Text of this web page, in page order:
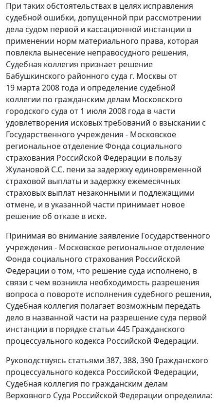
При таких обстоятельствах в целях исправления
судебной ошибки, допущенной при рассмотрении
дела судом первой и кассационной инстанции в
применении норм материального права, которая
повлекла вынесение неправосудного решения,
Судебная коллегия признает решение
Бабушкинского районного суда г. Москвы от
19 марта 2008 года и определение судебной
коллегии по гражданским делам Московского
городского суда от 1 июля 2008 года в части
удовлетворения исковых требований о взыскании с
Государственного учреждения - Московское
региональное отделение Фонда социального
страхования Российской Федерации в пользу
Жулановой С.С. пени за задержку единовременной
страховой выплаты и задержку ежемесячных
страховых выплат незаконными и подлежащими
отмене, и в указанной части принимает новое
решение об отказе в иске.
Принимая во внимание заявление Государственного
учреждения - Московское региональное отделение
Фонда социального страхования Российской
Федерации о том, что решение суда исполнено, в
связи с чем возникла необходимость разрешения
вопроса о повороте исполнения судебного решения,
Судебная коллегия полагает возможным передать
дело в названной части на разрешение суда первой
инстанции в порядке статьи 445 Гражданского
процессуального кодекса Российской Федерации.
Руководствуясь статьями 387, 388, 390 Гражданского
процессуального кодекса Российской Федерации,
Судебная коллегия по гражданским делам
Верховного Суда Российской Федерации определила: